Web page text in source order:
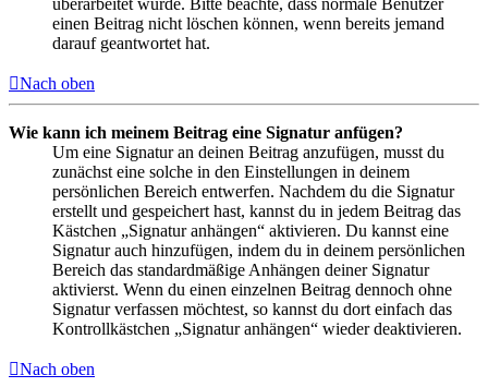
überarbeitet wurde. Bitte beachte, dass normale Benutzer
einen Beitrag nicht löschen können, wenn bereits jemand
darauf geantwortet hat.
Nach oben
Wie kann ich meinem Beitrag eine Signatur anfügen?
Um eine Signatur an deinen Beitrag anzufügen, musst du
zunächst eine solche in den Einstellungen in deinem
persönlichen Bereich entwerfen. Nachdem du die Signatur
erstellt und gespeichert hast, kannst du in jedem Beitrag das
Kästchen „Signatur anhängen“ aktivieren. Du kannst eine
Signatur auch hinzufügen, indem du in deinem persönlichen
Bereich das standardmäßige Anhängen deiner Signatur
aktivierst. Wenn du einen einzelnen Beitrag dennoch ohne
Signatur verfassen möchtest, so kannst du dort einfach das
Kontrollkästchen „Signatur anhängen“ wieder deaktivieren.
Nach oben